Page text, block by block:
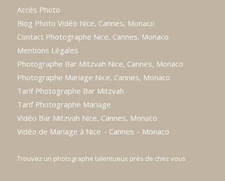
Accès Photo
Blog Photo Vidéo Nice, Cannes, Monaco
Contact Photographe Nice, Cannes, Monaco
Mentions Légales
Photographe Bar Mitzvah Nice, Cannes, Monaco
Photographe Mariage Nice, Cannes, Monaco
Tarif Photographe Bar Mitzvah
Tarif Photographe Mariage
Vidéo Bar Mitzvah Nice, Cannes, Monaco
Vidéo de Mariage à Nice – Cannes – Monaco
Trouvez un photographe talentueux près de chez vous